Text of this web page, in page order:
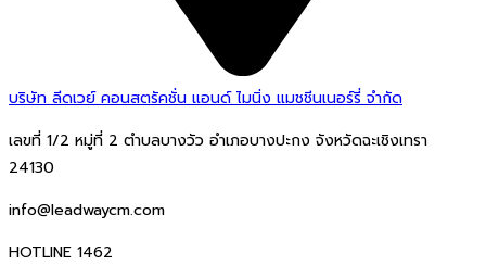
บริษัท ลีดเวย์ คอนสตรัคชั่น แอนด์ ไมนิ่ง แมชชีนเนอร์รี่ จำกัด
เลขที่ 1/2 หมู่ที่ 2 ตำบลบางวัว อำเภอบางปะกง จังหวัดฉะเชิงเทรา
24130
info@leadwaycm.com
HOTLINE 1462